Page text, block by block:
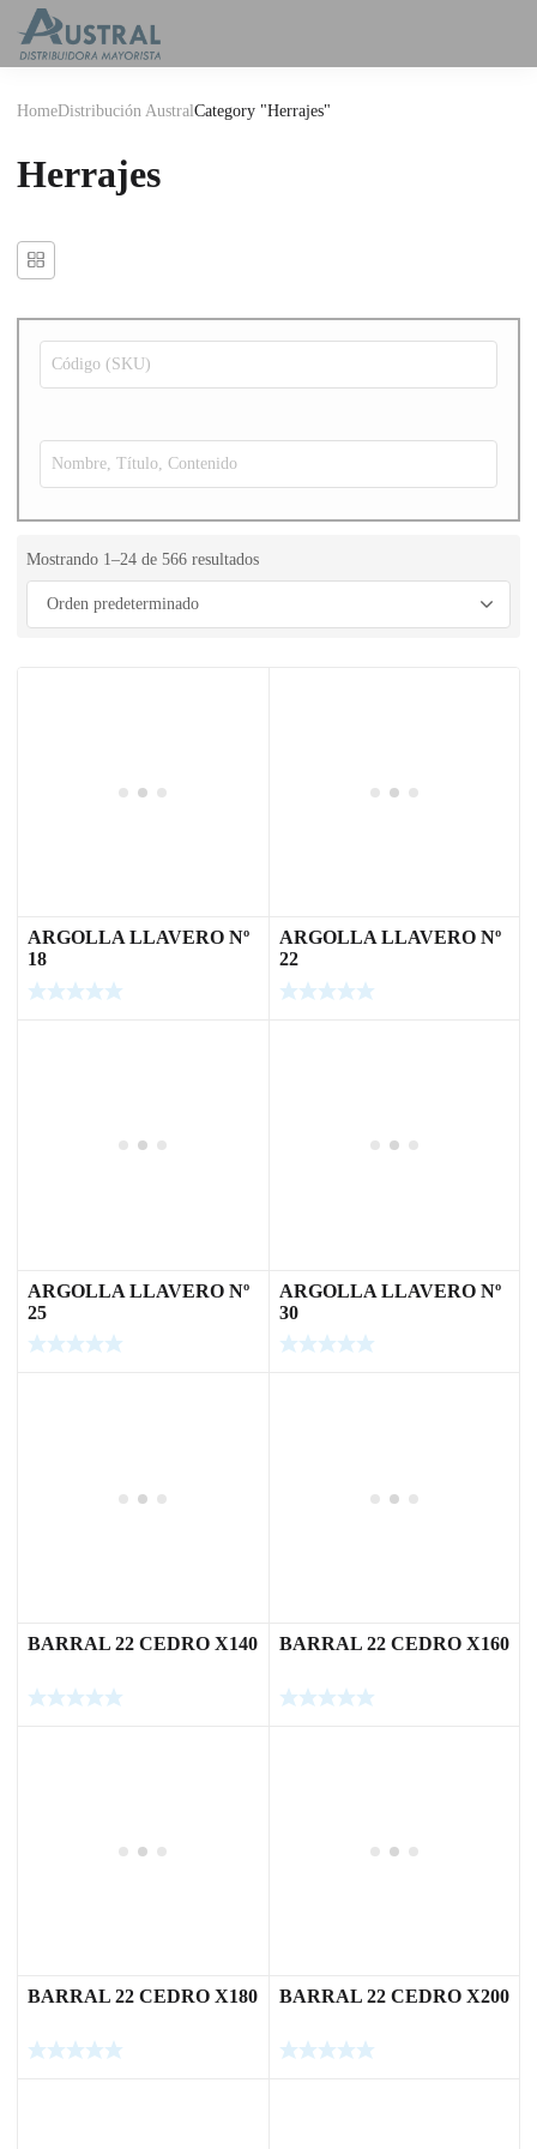
HomeDistribución Austral Category "Herrajes"
Herrajes
Mostrando 1–24 de 566 resultados
ARGOLLA LLAVERO Nº
18
ARGOLLA LLAVERO Nº
22
ARGOLLA LLAVERO Nº
25
ARGOLLA LLAVERO Nº
30
BARRAL 22 CEDRO X140 BARRAL 22 CEDRO X160
BARRAL 22 CEDRO X180 BARRAL 22 CEDRO X200